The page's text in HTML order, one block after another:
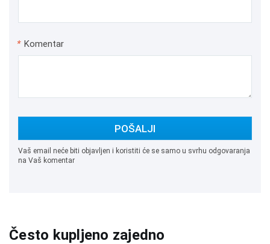
* Komentar
POŠALJI
Vaš email neće biti objavljen i koristiti će se samo u svrhu odgovaranja
na Vaš komentar
Često kupljeno zajedno